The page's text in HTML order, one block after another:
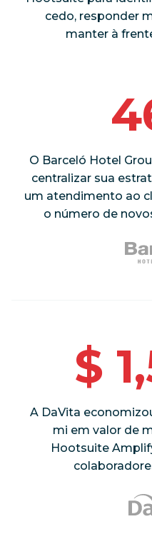
cedo, responder
manter à
O Barceló Hotel
centralizar sua
um atendimento ao
o número de
$
A DaVita
mi em valor de
Hootsuite